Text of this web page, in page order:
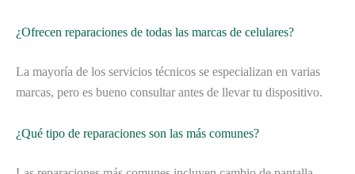
¿Ofrecen reparaciones de todas las marcas de celulares?
La mayoría de los servicios técnicos se especializan en varias
marcas, pero es bueno consultar antes de llevar tu dispositivo.
¿Qué tipo de reparaciones son las más comunes?